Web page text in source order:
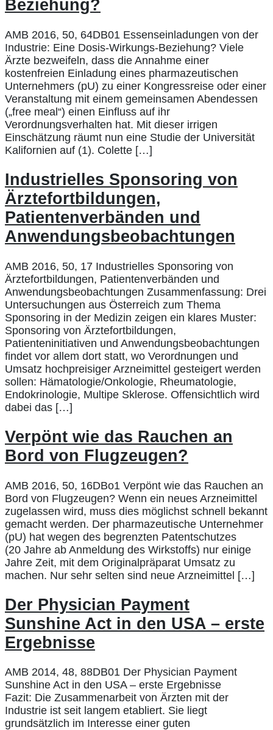
Beziehung?
AMB 2016, 50, 64DB01 Essenseinladungen von der
Industrie: Eine Dosis-Wirkungs-Beziehung? Viele
Ärzte bezweifeln, dass die Annahme einer
kostenfreien Einladung eines pharmazeutischen
Unternehmers (pU) zu einer Kongressreise oder einer
Veranstaltung mit einem gemeinsamen Abendessen
(„free meal“) einen Einfluss auf ihr
Verordnungsverhalten hat. Mit dieser irrigen
Einschätzung räumt nun eine Studie der Universität
Kalifornien auf (1). Colette […]
Industrielles Sponsoring von
Ärztefortbildungen,
Patientenverbänden und
Anwendungsbeobachtungen
AMB 2016, 50, 17 Industrielles Sponsoring von
Ärztefortbildungen, Patientenverbänden und
Anwendungsbeobachtungen Zusammenfassung: Drei
Untersuchungen aus Österreich zum Thema
Sponsoring in der Medizin zeigen ein klares Muster:
Sponsoring von Ärztefortbildungen,
Patienteninitiativen und Anwendungsbeobachtungen
findet vor allem dort statt, wo Verordnungen und
Umsatz hochpreisiger Arzneimittel gesteigert werden
sollen: Hämatologie/Onkologie, Rheumatologie,
Endokrinologie, Multipe Sklerose. Offensichtlich wird
dabei das […]
Verpönt wie das Rauchen an
Bord von Flugzeugen?
AMB 2016, 50, 16DBo1 Verpönt wie das Rauchen an
Bord von Flugzeugen? Wenn ein neues Arzneimittel
zugelassen wird, muss dies möglichst schnell bekannt
gemacht werden. Der pharmazeutische Unternehmer
(pU) hat wegen des begrenzten Patentschutzes
(20 Jahre ab Anmeldung des Wirkstoffs) nur einige
Jahre Zeit, mit dem Originalpräparat Umsatz zu
machen. Nur sehr selten sind neue Arzneimittel […]
Der Physician Payment
Sunshine Act in den USA – erste
Ergebnisse
AMB 2014, 48, 88DB01 Der Physician Payment
Sunshine Act in den USA – erste Ergebnisse
Fazit: Die Zusammenarbeit von Ärzten mit der
Industrie ist seit langem etabliert. Sie liegt
grundsätzlich im Interesse einer guten